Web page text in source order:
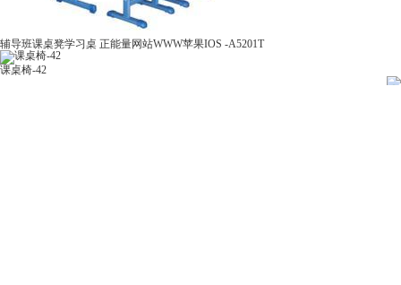
辅导班课桌凳学习桌 正能量网站WWW苹果IOS -A5201T
课桌椅-42